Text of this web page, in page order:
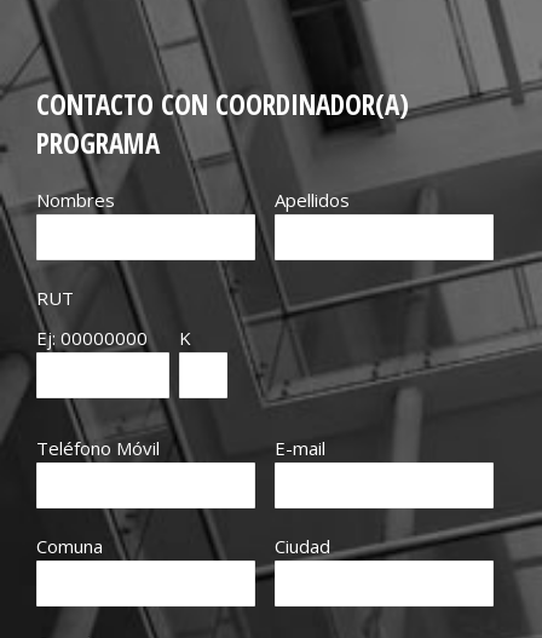
CONTACTO CON COORDINADOR(A)
PROGRAMA
Nombres Apellidos
RUT
Ej: 00000000
K
Teléfono Móvil E-mail
Comuna Ciudad